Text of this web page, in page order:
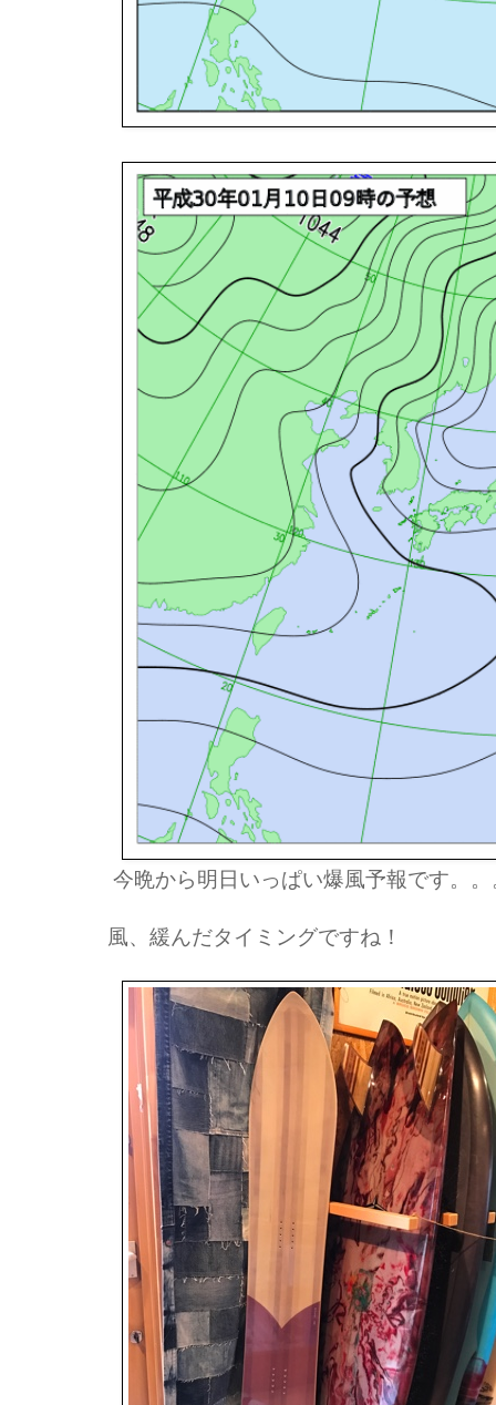
今晩から明日いっぱい爆風予報です。。
風、緩んだタイミングですね！